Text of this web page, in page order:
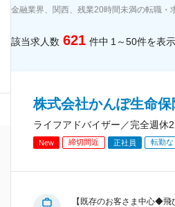
金融業界、関西、残業20時間未満の転職・
該当求人数 621 件中 1～50件を表示
株式会社かんぽ生命
ライフアドバイザー／完全週休
New 締切間近 正社員 転勤な
【既存のお客さま中心◆